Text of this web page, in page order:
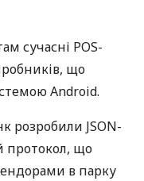
сучасні POS-
що
Android.
розробили JSON-
протокол, що
в парку